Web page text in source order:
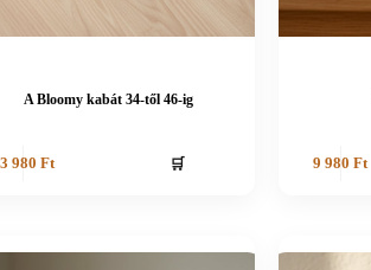
A Bloomy kabát 34-től 46-ig
980 Ft 🛒 9 980Ft